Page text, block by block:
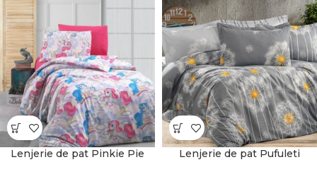
Lenjerie de pat Pinkie Pie Lenjerie de pat Pufuleti